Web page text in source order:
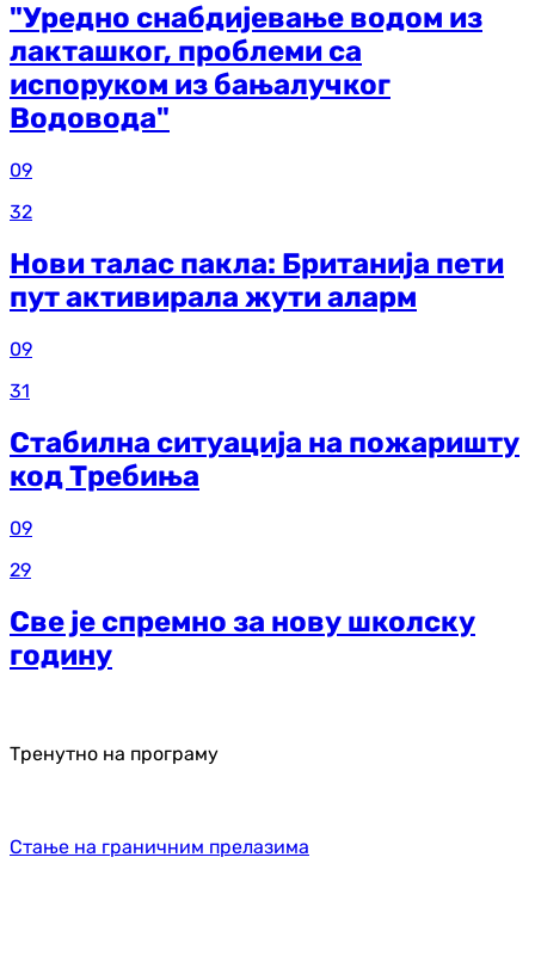
"Уредно снабдијевање водом из
лакташког, проблеми са
испоруком из бањалучког
Водовода"
09
32
Нови талас пакла: Британија пети
пут активирала жути аларм
09
31
Стабилна ситуација на пожаришту
код Требиња
09
29
Све је спремно за нову школску
годину
Тренутно на програму
Стање на граничним прелазима